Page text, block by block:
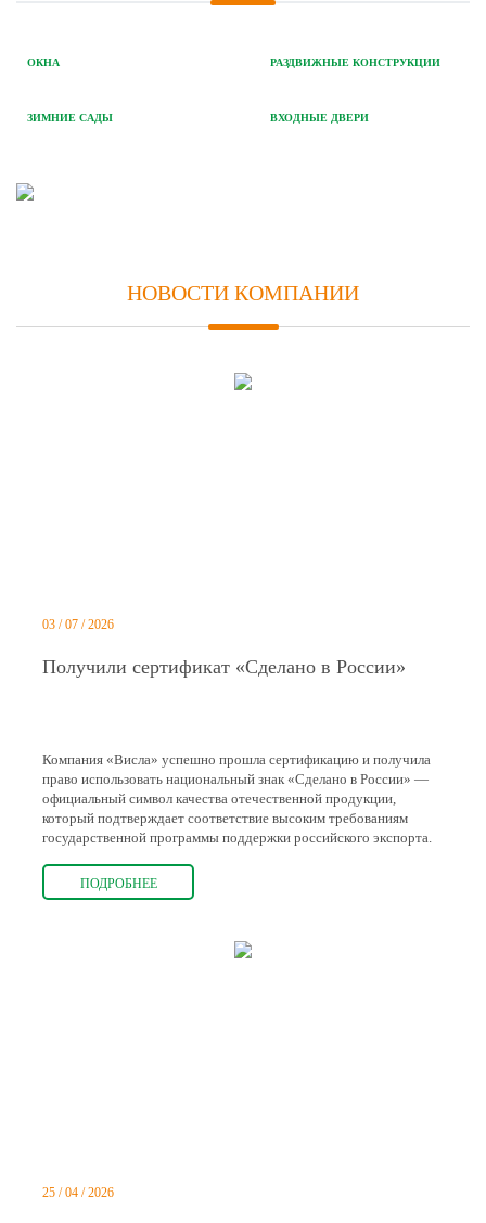
ОКНА РАЗДВИЖНЫЕ КОНСТРУКЦИИ
ЗИМНИЕ САДЫ ВХОДНЫЕ ДВЕРИ
НОВОСТИ КОМПАНИИ
03 / 07 / 2026
Получили сертификат «Сделано в России»
Компания «Висла» успешно прошла сертификацию и получила
право использовать национальный знак «Сделано в России» —
официальный символ качества отечественной продукции,
который подтверждает соответствие высоким требованиям
государственной программы поддержки российского экспорта.
ПОДРОБНЕЕ
25 / 04 / 2026